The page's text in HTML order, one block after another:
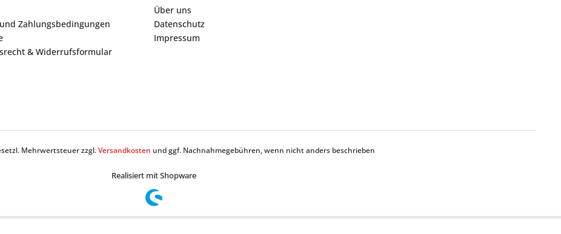
Zahlungsbedingungen
& Widerrufsformular
Über uns
Datenschutz
Impressum
Mehrwertsteuer zzgl.Versandkosten und ggf. Nachnahmegebühren, wenn nicht anders beschrieben
Realisiert mit Shopware